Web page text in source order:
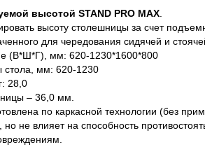
высотой STAND PRO MAX.
высоту столешницы за счет
для чередования сидячей и
(В*Ш*Г), мм: 620-1230*1600*800
стола, мм: 620-1230
28,0
– 36,0 мм.
по каркасной технологии (без
но не влияет на способность